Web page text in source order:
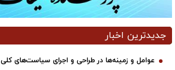
جدیدترین اخبار
عوامل و زمینه‌ها در طراحی و اجرای سیاست‌های کلی